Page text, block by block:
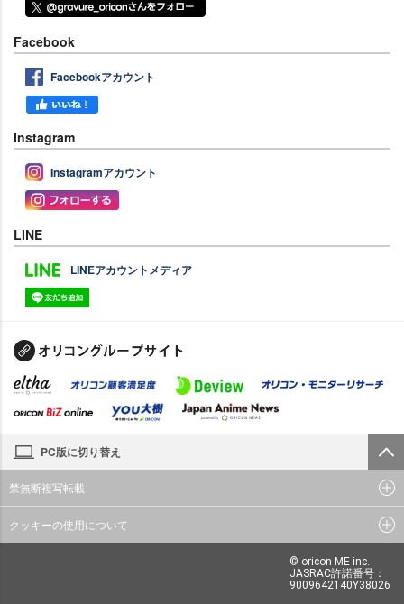
Facebook
Facebookアカウント
Instagram
Instagramアカウント
LINE
LINEアカウントメディア
PC版に切り替え
禁無断複写転載
クッキーの使用について
© oricon ME inc.
JASRAC許諾番号：
9009642140Y38026